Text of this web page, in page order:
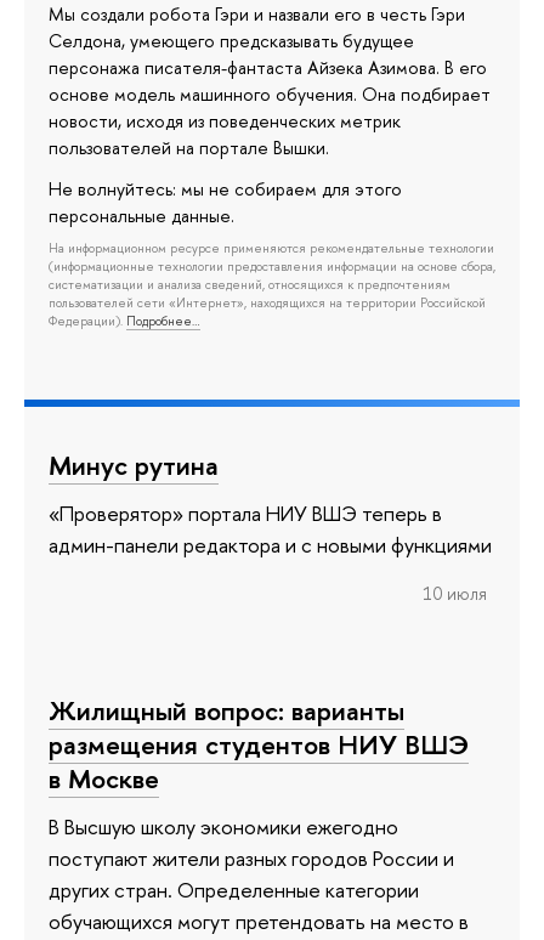
Мы создали робота Гэри и назвали его в честь Гэри
Селдона, умеющего предсказывать будущее
персонажа писателя-фантаста Айзека Азимова. В его
основе модель машинного обучения. Она подбирает
новости, исходя из поведенческих метрик
пользователей на портале Вышки.
Не волнуйтесь: мы не собираем для этого
персональные данные.
На информационном ресурсе применяются рекомендательные технологии
(информационные технологии предоставления информации на основе сбора,
систематизации и анализа сведений, относящихся к предпочтениям
пользователей сети «Интернет», находящихся на территории Российской
Федерации). Подробнее…
Минус рутина
«Проверятор» портала НИУ ВШЭ теперь в
админ-панели редактора и с новыми функциями
10 июля
Жилищный вопрос: варианты
размещения студентов НИУ ВШЭ
в Москве
В Высшую школу экономики ежегодно
поступают жители разных городов России и
других стран. Определенные категории
обучающихся могут претендовать на место в